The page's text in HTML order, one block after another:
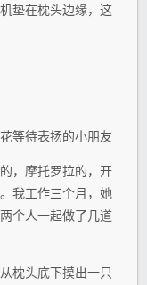
垫在枕头边缘，这
等待表扬的小朋友
，摩托罗拉的，开
我工作三个月，她
个人一起做了几道
枕头底下摸出一只